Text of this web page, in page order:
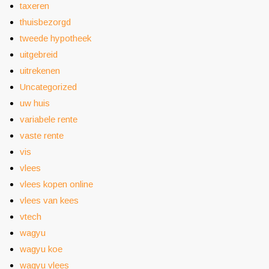
taxeren
thuisbezorgd
tweede hypotheek
uitgebreid
uitrekenen
Uncategorized
uw huis
variabele rente
vaste rente
vis
vlees
vlees kopen online
vlees van kees
vtech
wagyu
wagyu koe
wagyu vlees